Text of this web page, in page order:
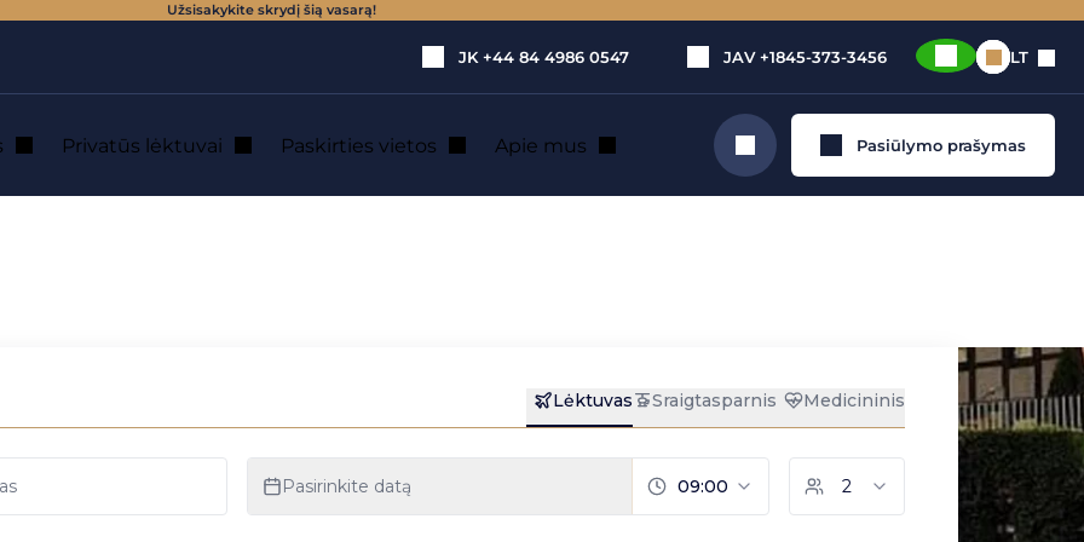
Užsisakykite skrydį šią vasarą!
JK +44 84 4986 0547 JAV +1845-373-3456 LT
Privatūs lėktuvai Paskirties vietos Apie mus Ieškoti Pasiūlymo prašymas